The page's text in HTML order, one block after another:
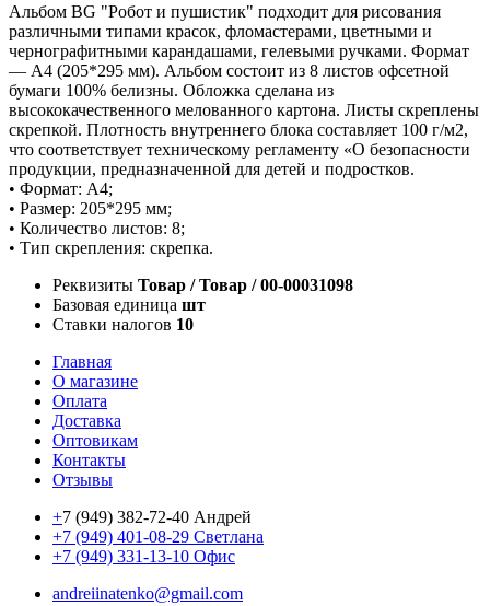
Альбом BG "Робот и пушистик" подходит для рисования
различными типами красок, фломастерами, цветными и
чернографитными карандашами, гелевыми ручками. Формат
— А4 (205*295 мм). Альбом состоит из 8 листов офсетной
бумаги 100% белизны. Обложка сделана из
высококачественного мелованного картона. Листы скреплены
скрепкой. Плотность внутреннего блока составляет 100 г/м2,
что соответствует техническому регламенту «О безопасности
продукции, предназначенной для детей и подростков.
• Формат: А4;
• Размер: 205*295 мм;
• Количество листов: 8;
• Тип скрепления: скрепка.
Реквизиты Товар / Товар / 00-00031098
Базовая единица шт
Ставки налогов 10
Главная
О магазине
Оплата
Доставка
Оптовикам
Контакты
Отзывы
+7 (949) 382-72-40 Андрей
+7 (949) 401-08-29 Светлана
+7 (949) 331-13-10 Офис
andreiinatenko@gmail.com